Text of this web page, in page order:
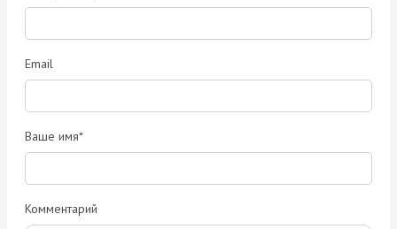
Email
Ваше имя*
Комментарий